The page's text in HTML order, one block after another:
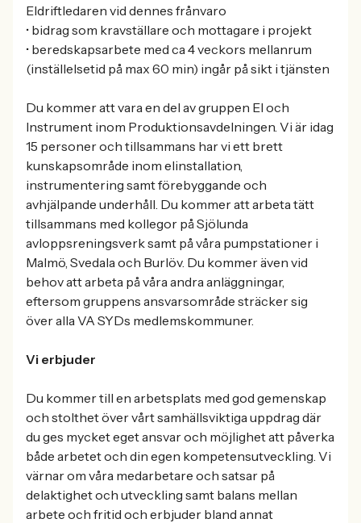
Eldriftledaren vid dennes frånvaro
• bidrag som kravställare och mottagare i projekt
• beredskapsarbete med ca 4 veckors mellanrum
(inställelsetid på max 60 min) ingår på sikt i tjänsten
Du kommer att vara en del av gruppen El och
Instrument inom Produktionsavdelningen. Vi är idag
15 personer och tillsammans har vi ett brett
kunskapsområde inom elinstallation,
instrumentering samt förebyggande och
avhjälpande underhåll. Du kommer att arbeta tätt
tillsammans med kollegor på Sjölunda
avloppsreningsverk samt på våra pumpstationer i
Malmö, Svedala och Burlöv. Du kommer även vid
behov att arbeta på våra andra anläggningar,
eftersom gruppens ansvarsområde sträcker sig
över alla VA SYDs medlemskommuner.
Vi erbjuder
Du kommer till en arbetsplats med god gemenskap
och stolthet över vårt samhällsviktiga uppdrag där
du ges mycket eget ansvar och möjlighet att påverka
både arbetet och din egen kompetensutveckling. Vi
värnar om våra medarbetare och satsar på
delaktighet och utveckling samt balans mellan
arbete och fritid och erbjuder bland annat